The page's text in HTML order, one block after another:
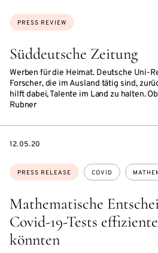
Süddeutsche Zeitung
Werben für die Heimat. Deutsche Uni-
Forscher, die im Ausland tätig sind,
hilft dabei, Talente im Land zu halten.
Rubner
Topics:
PRESS REVIEW
Mathematische
Covid-19-Tests
könnten
Topics:
PRESS RELEASE COVID
DATE
12.05.20